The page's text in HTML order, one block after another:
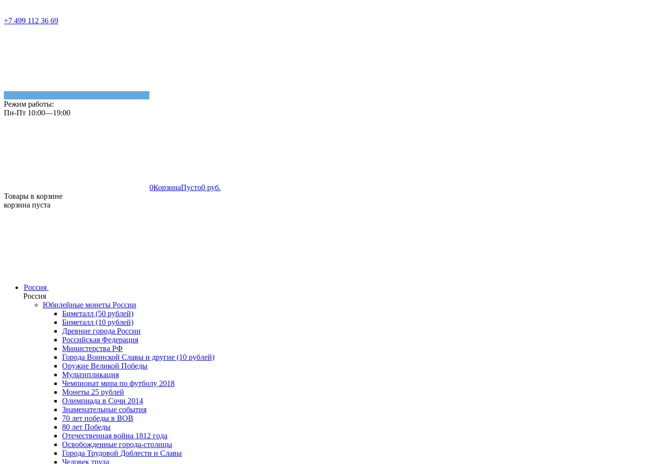
+7 499 112 36 69
Режим работы:
Пн-Пт 10:00—19:00
0КорзинаПусто0 руб.
Товары в корзине
корзина пуста
Россия
Россия
Юбилейные монеты России
Биметалл (50 рублей)
Биметалл (10 рублей)
Древние города России
Российская Федерация
Министерства РФ
Города Воинской Славы и другие (10 рублей)
Оружие Великой Победы
Мультипликация
Чемпионат мира по футболу 2018
Монеты 25 рублей
Олимпиада в Сочи 2014
Знаменательные события
70 лет победы в ВОВ
80 лет Победы
Отечественная война 1812 года
Освобожденные города-столицы
Города Трудовой Доблести и Славы
Человек труда